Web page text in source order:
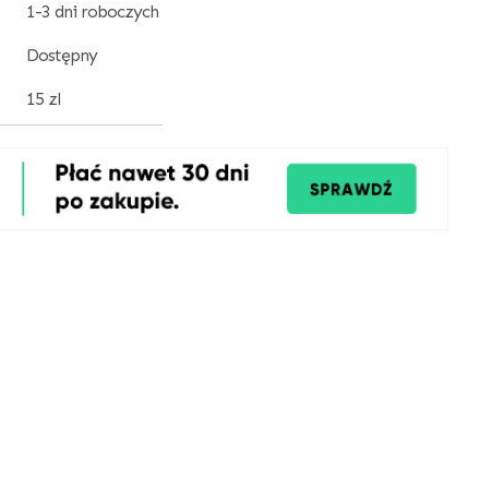
1-3 dni roboczych
Dostępny
15 zl